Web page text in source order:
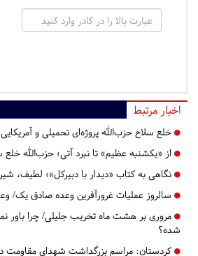
اخبار مرتبط
خلع سلاح حزب‌الله پروژه‌ای تحمیلی و
از «یکشنبه عظیم» تا نبرد آتی؛ حزب‌الله
نگاهی به کتاب «دیدار با دبیرکل»؛ لطیف،
سالروز عملیات غرورآفرین وعده صادق یک/ وعده صادق
مروری بر هشت ماه تخریب جلیلی/ چرا باور
شده؟
کردستان: مراسم بزرگداشت شهدای مقاومت